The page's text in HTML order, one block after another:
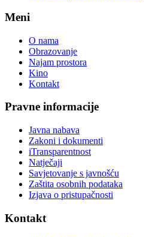
Meni
O nama
Obrazovanje
Najam prostora
Kino
Kontakt
Pravne informacije
Javna nabava
Zakoni i dokumenti
iTransparentnost
Natječaji
Savjetovanje s javnošću
Zaštita osobnih podataka
Izjava o pristupačnosti
Kontakt